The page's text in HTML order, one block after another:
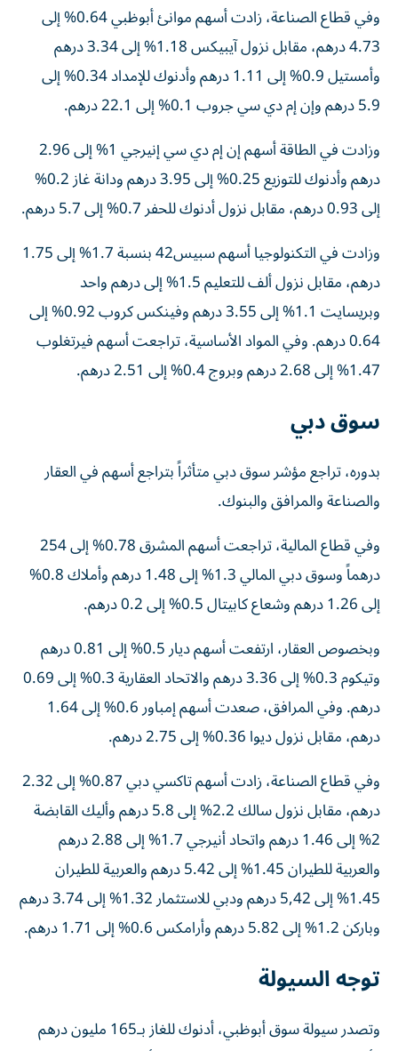
وفي قطاع الصناعة، زادت أسهم موانئ أبوظبي 0.64% إلى
4.73 درهم، مقابل نزول آيبيكس 1.18% إلى 3.34 درهم
وأمستيل 0.9% إلى 1.11 درهم وأدنوك للإمداد 0.34% إلى
5.9 درهم وإن إم دي سي جروب 0.1% إلى 22.1 درهم.
وزادت في الطاقة أسهم إن إم دي سي إنيرجي 1% إلى 2.96
درهم وأدنوك للتوزيع 0.25% إلى 3.95 درهم ودانة غاز 0.2%
إلى 0.93 درهم، مقابل نزول أدنوك للحفر 0.7% إلى 5.7 درهم.
وزادت في التكنولوجيا أسهم سبيس42 بنسبة 1.7% إلى 1.75
درهم، مقابل نزول ألف للتعليم 1.5% إلى درهم واحد
وبريسايت 1.1% إلى 3.55 درهم وفينكس كروب 0.92% إلى
0.64 درهم. وفي المواد الأساسية، تراجعت أسهم فيرتغلوب
1.47% إلى 2.68 درهم وبروج 0.4% إلى 2.51 درهم.
سوق دبي
بدوره، تراجع مؤشر سوق دبي متأثراً بتراجع أسهم في العقار
والصناعة والمرافق والبنوك.
وفي قطاع المالية، تراجعت أسهم المشرق 0.78% إلى 254
درهماً وسوق دبي المالي 1.3% إلى 1.48 درهم وأملاك 0.8%
إلى 1.26 درهم وشعاع كابيتال 0.5% إلى 0.2 درهم.
وبخصوص العقار، ارتفعت أسهم ديار 0.5% إلى 0.81 درهم
وتيكوم 0.3% إلى 3.36 درهم والاتحاد العقارية 0.3% إلى 0.69
درهم. وفي المرافق، صعدت أسهم إمباور 0.6% إلى 1.64
درهم، مقابل نزول ديوا 0.36% إلى 2.75 درهم.
وفي قطاع الصناعة، زادت أسهم تاكسي دبي 0.87% إلى 2.32
درهم، مقابل نزول سالك 2.2% إلى 5.8 درهم وأليك القابضة
2% إلى 1.46 درهم واتحاد أنيرجي 1.7% إلى 2.88 درهم
والعربية للطيران 1.45% إلى 5.42 درهم والعربية للطيران
1.45% إلى 5,42 درهم ودبي للاستثمار 1.32% إلى 3.74 درهم
وباركن 1.2% إلى 5.82 درهم وأرامكس 0.6% إلى 1.71 درهم.
توجه السيولة
وتصدر سيولة سوق أبوظبي، أدنوك للغاز بـ165 مليون درهم